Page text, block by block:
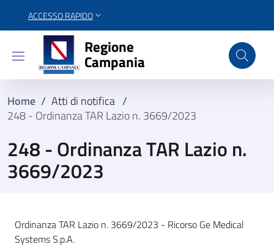
ACCESSO RAPIDO
Regione Campania
Regione
Campania
Home / Atti di notifica /
248 - Ordinanza TAR Lazio n. 3669/2023
248 - Ordinanza TAR Lazio n.
3669/2023
Ordinanza TAR Lazio n. 3669/2023 - Ricorso Ge Medical
Systems S.p.A.